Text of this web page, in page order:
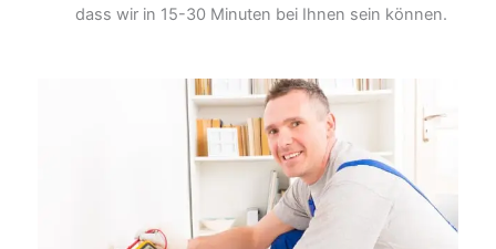
dass wir in 15-30 Minuten bei Ihnen sein können.